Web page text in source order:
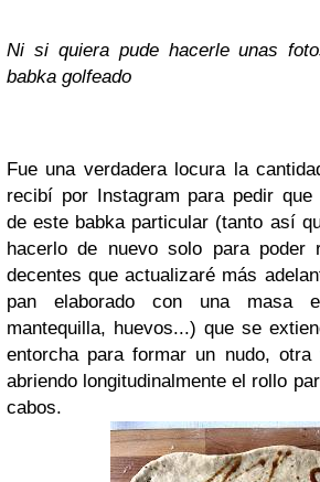
Ni si quiera pude hacerle unas
babka golfeado
Fue una verdadera locura la
recibí por Instagram para pedir
de este babka particular (tanto así
hacerlo de nuevo solo para poder
decentes que actualizaré más
pan elaborado con una masa
mantequilla, huevos...) que se
entorcha para formar un nudo, otra
abriendo longitudinalmente el rollo
cabos.